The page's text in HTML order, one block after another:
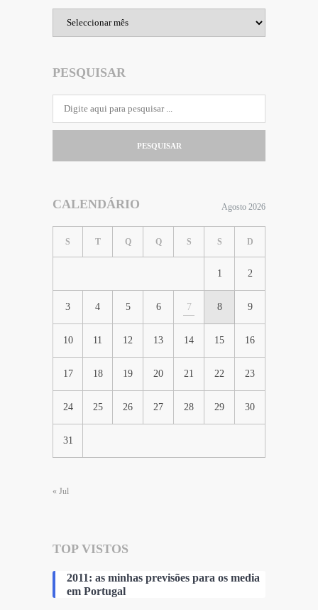
PESQUISAR
PESQUISAR
CALENDÁRIO Agosto 2026
S T Q Q S S D
1 2
3 4 5 6 7 8 9
10 11 12 13 14 15 16
17 18 19 20 21 22 23
24 25 26 27 28 29 30
31
« Jul
TOP VISTOS
2011: as minhas previsões para os media
em Portugal